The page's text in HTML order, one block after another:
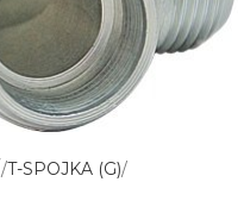
T-SPOJKA (G)